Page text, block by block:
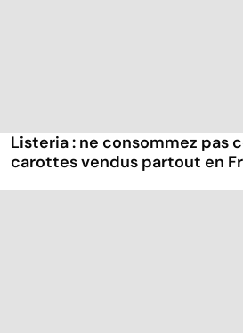
Listeria : ne consommez pas
carottes vendus partout en